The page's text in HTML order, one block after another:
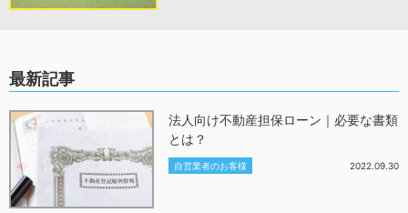
最新記事
法人向け不動産担保ローン｜必要な書類
とは？
自営業者のお客様 2022.09.30